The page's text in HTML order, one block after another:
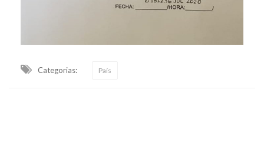
Categorias: País